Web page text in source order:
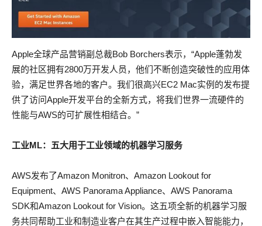
Apple全球产品营销副总裁Bob Borchers表示，“Apple蓬勃发
展的社区拥有2800万开发人员，他们不断创造突破性的应用体
验，满足世界各地的客户。我们很高兴EC2 Mac实例的发布提
供了访问Apple开发平台的全新方式，将我们世界一流硬件的
性能与AWS的可扩展性相结合。”
工业ML：五大用于工业领域的机器学习服务
AWS发布了Amazon Monitron、Amazon Lookout for
Equipment、AWS Panorama Appliance、AWS Panorama
SDK和Amazon Lookout for Vision。这五项全新的机器学习服
务共同帮助工业和制造业客户在其生产过程中嵌入智能能力，